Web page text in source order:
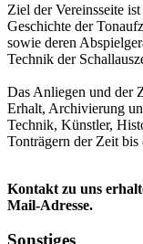
Ziel der Vereinsseite
Geschichte der
sowie deren
Technik der
Das Anliegen und der
Erhalt, Archivierung
Technik, Künstler,
Tonträgern der Zeit
Kontakt zu uns
Mail-Adresse.
Sonstiges